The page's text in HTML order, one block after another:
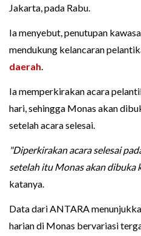
Jakarta, pada Rabu.
Ia menyebut, penutupan
mendukung kelancaran
daerah.
Ia memperkirakan acara
hari, sehingga Monas akan
setelah acara selesai.
"Diperkirakan acara selesai
setelah itu Monas akan dibuka
katanya.
Data dari ANTARA
harian di Monas bervariasi